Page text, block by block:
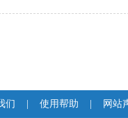
们 使用帮助 网站